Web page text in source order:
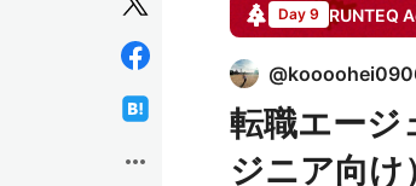
more_horiz
Day 9 RUNTEQ
@
転職エージ
ジニア向け）